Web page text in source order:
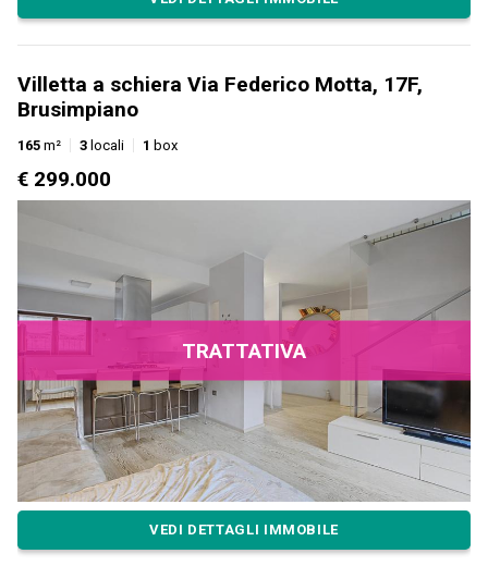
Villetta a schiera Via Federico Motta, 17F,
Brusimpiano
165 m² 3 locali 1 box
€ 299.000
TRATTATIVA
VEDI DETTAGLI IMMOBILE